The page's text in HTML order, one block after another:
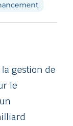
la gestion de
le